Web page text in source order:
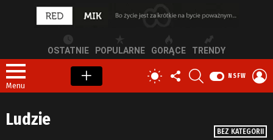
OSTATNIE POPULARNE GORĄCE TRENDY
Menu
PRZEŁĄCZ
SKÓRKĘ
OBSERWUJ
NAS
NSFW
BEZ KATEGORII
Ludzie